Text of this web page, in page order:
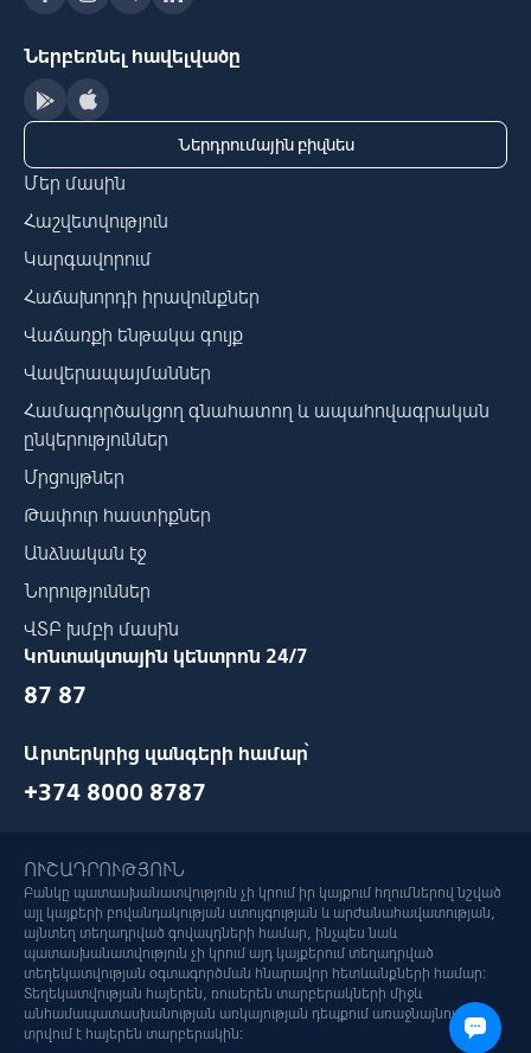
Ներբեռնել հավելվածը
Ներդրումային բիզնես
Մեր մասին
Հաշվետվություն
Կարգավորում
Հաճախորդի իրավունքներ
Վաճառքի ենթակա գույք
Վավերապայմաններ
Համագործակցող գնահատող և ապահովագրական
ընկերություններ
Մրցույթներ
Թափուր հաստիքներ
Անձնական էջ
Նորություններ
ՎՏԲ խմբի մասին
Կոնտակտային կենտրոն 24/7
87 87
Արտերկրից զանգերի համար՝
+374 8000 8787
ՈՒՇԱԴՐՈՒԹՅՈՒՆ
Բանկը պատասխանատվություն չի կրում իր կայքում հղումներով նշված
այլ կայքերի բովանդակության ստույգության և արժանահավատության,
այնտեղ տեղադրված գովազդների համար, ինչպես նաև
պատասխանատվություն չի կրում այդ կայքերում տեղադրված
տեղեկատվության օգտագործման հնարավոր հետևանքների համար:
Տեղեկատվության հայերեն, ռուսերեն տարբերակների միջև
անհամապատասխանության առկայության դեպքում առաջնայնությունը
տրվում է հայերեն տարբերակին: